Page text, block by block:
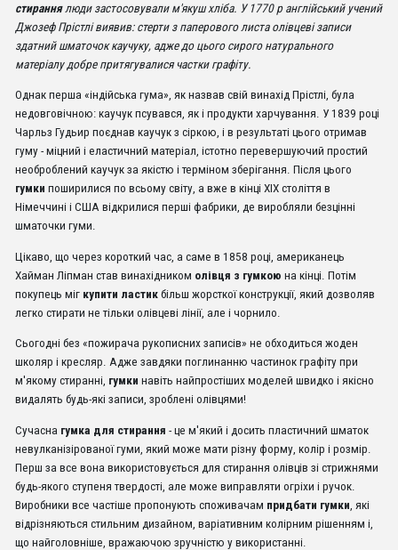
стираннялюди застосовували м'якуш хліба. У 1770 р англійський учений
Джозеф Прістлі виявив: стерти з паперового листа олівцеві записи
здатний шматочок каучуку, адже до цього сирого натурального
матеріалу добре притягувалися частки графіту.
Однак перша «індійська гума», як назвав свій винахід Прістлі, була
недовговічною: каучук псувався, як і продукти харчування. У 1839 році
Чарльз Гудьир поєднав каучук з сіркою, і в результаті цього отримав
гуму - міцний і еластичний матеріал, істотно перевершуючий простий
необроблений каучук за якістю і терміном зберігання. Після цього
гумки поширилися по всьому світу, а вже в кінці XIX століття в
Німеччині і США відкрилися перші фабрики, де виробляли безцінні
шматочки гуми.
Цікаво, що через короткий час, а саме в 1858 році, американець
Хайман Ліпман став винахідником олівця з гумкою на кінці. Потім
покупець міг купити ластикбільш жорсткої конструкції, який дозволяв
легко стирати не тільки олівцеві лінії, але і чорнило.
Сьогодні без «пожирача рукописних записів» не обходиться жоден
школяр і кресляр. Адже завдяки поглинанню частинок графіту при
м'якому стиранні, гумки навіть найпростіших моделей швидко і якісно
видалять будь-які записи, зроблені олівцями!
Сучасна гумка для стирання - це м'який і досить пластичний шматок
невулканізірованої гуми, який може мати різну форму, колір і розмір.
Перш за все вона використовується для стирання олівців зі стрижнями
будь-якого ступеня твердості, але може виправляти огріхи і ручок.
Виробники все частіше пропонують споживачам придбати гумки , які
відрізняються стильним дизайном, варіативним колірним рішенням і,
що найголовніше, вражаючою зручністю у використанні.